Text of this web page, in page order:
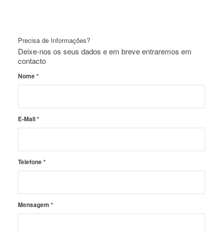
Precisa de Informações?
Deixe-nos os seus dados e em breve entraremos em
contacto
Nome*
E-Mail*
Telefone*
Mensagem *